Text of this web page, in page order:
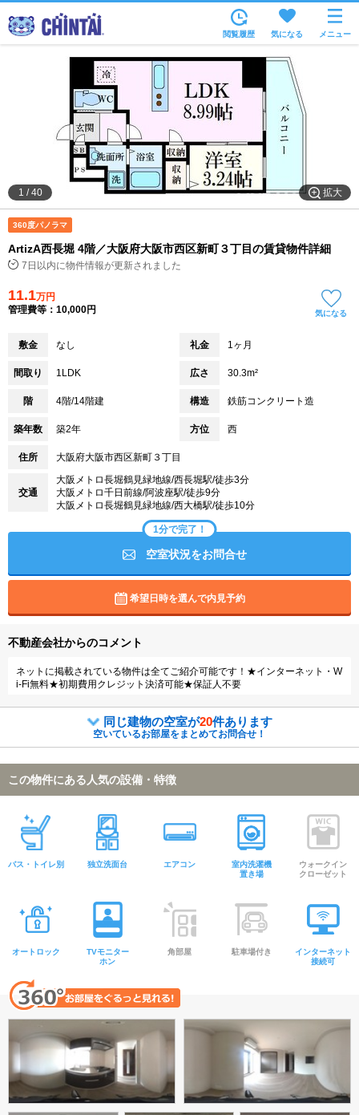
住所から
家賃相場から
通勤通学時間から
物件特集から
閲覧履歴 気になる メニュー
拡大
1 /40
360度パノラマ
ArtizA西長堀 4階／大阪府大阪市西区新町３丁目の賃貸物件詳細
7日以内に物件情報が更新されました
11.1万円
管理費等：10,000円
気になる
敷金 なし 礼金 1ヶ月
間取り 1LDK 広さ 30.3m²
階 4階/14階建 構造 鉄筋コンクリート造
築年数 築2年 方位 西
住所 大阪府大阪市西区新町３丁目
交通
大阪メトロ長堀鶴見緑地線/西長堀駅/徒歩3分
大阪メトロ千日前線/阿波座駅/徒歩9分
大阪メトロ長堀鶴見緑地線/西大橋駅/徒歩10分
1分で完了！
空室状況をお問合せ
希望日時を選んで内見予約
不動産会社からのコメント
ネットに掲載されている物件は全てご紹介可能です！★インターネット・W
i-Fi無料★初期費用クレジット決済可能★保証人不要
同じ建物の空室が20件あります
空いているお部屋をまとめてお問合せ！
この物件にある人気の設備・特徴
バス・トイレ別 独立洗面台 エアコン
室内洗濯機
置き場
ウォークイン
クローゼット
オートロック
TVモニター
ホン
角部屋 駐車場付き
インターネット
接続可